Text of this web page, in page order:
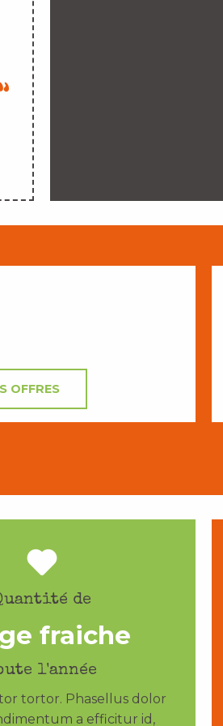
OFFRES
de
fraiche
l'année
tortor. Phasellus dolor
a efficitur id,